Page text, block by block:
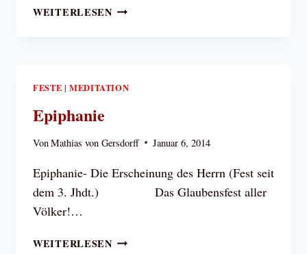
WEITERLESENFRONLEICHNAM
FESTE |MEDITATION
Epiphanie
VonMathias von Gersdorff Januar 6, 2014
Epiphanie- Die Erscheinung des Herrn (Fest seit
dem 3. Jhdt.) Das Glaubensfest aller
Völker!…
WEITERLESENEPIPHANIE